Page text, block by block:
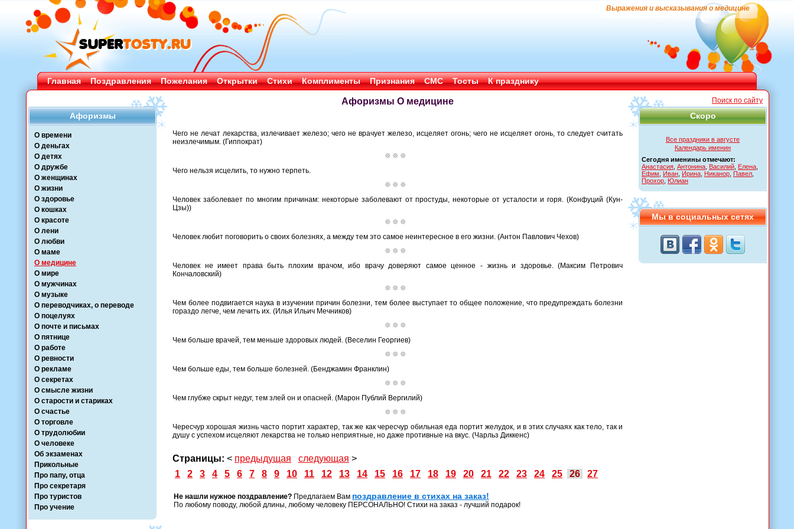
Выражения и высказывания о медицине
Главная Поздравления Пожелания Открытки Стихи Комплименты Признания СМС Тосты К празднику
Афоризмы
О времени
О деньгах
О детях
О дружбе
О женщинах
О жизни
О здоровье
О кошках
О красоте
О лени
О любви
О маме
О медицине
О мире
О мужчинах
О музыке
О переводчиках, о переводе
О поцелуях
О почте и письмах
О пятнице
О работе
О ревности
О рекламе
О секретах
О смысле жизни
О старости и стариках
О счастье
О торговле
О трудолюбии
О человеке
Об экзаменах
Прикольные
Про папу, отца
Про секретаря
Про туристов
Про учение
Поиск по сайту
Скоро
Все праздники в августе
Календарь именин
Сегодня именины отмечают:
Анастасия Антонина Василий Елена
Ефим
Иван Ирина Никанор Павел
Прохор Юлиан
Мы в социальных сетях
Афоризмы О медицине
Чего не лечат лекарства, излечивает железо; чего не врачует железо, исцеляет огонь; чего не исцеляет огонь, то следует считать
неизлечимым. (Гиппократ)
Чего нельзя исцелить, то нужно терпеть.
Человек заболевает по многим причинам: некоторые заболевают от простуды, некоторые от усталости и горя. (Конфуций (Кун-
Цзы))
Человек любит поговорить о своих болезнях, а между тем это самое неинтересное в его жизни. (Антон Павлович Чехов)
Человек не имеет права быть плохим врачом, ибо врачу доверяют самое ценное - жизнь и здоровье. (Максим Петрович
Кончаловский)
Чем более подвигается наука в изучении причин болезни, тем более выступает то общее положение, что предупреждать болезни
гораздо легче, чем лечить их. (Илья Ильич Мечников)
Чем больше врачей, тем меньше здоровых людей. (Веселин Георгиев)
Чем больше еды, тем больше болезней. (Бенджамин Франклин)
Чем глубже скрыт недуг, тем злей он и опасней. (Марон Публий Вергилий)
Чересчур хорошая жизнь часто портит характер, так же как чересчур обильная еда портит желудок, и в этих случаях как тело, так и
душу с успехом исцеляют лекарства не только неприятные, но даже противные на вкус. (Чарльз Диккенс)
Страницы: < предыдущая следующая >
1
2 3 4 5 6 7 8 9 10 11 12 13 14 15 16 17 18 19 20 21 22 23 24 25 26 27
Не нашли нужное поздравление? Предлагаем Вам поздравление в стихах на заказ!
По любому поводу, любой длины, любому человеку ПЕРСОНАЛЬНО! Стихи на заказ - лучший подарок!